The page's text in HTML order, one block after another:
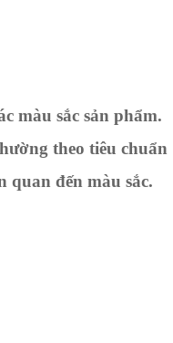
màu sắc sản phẩm.
theo tiêu chuẩn
quan đến màu sắc.